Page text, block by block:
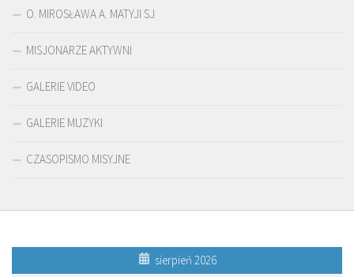
O. MIROSŁAWA A. MATYJI SJ
MISJONARZE AKTYWNI
GALERIE VIDEO
GALERIE MUZYKI
CZASOPISMO MISYJNE
sierpień 2026